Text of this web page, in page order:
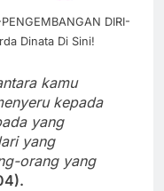
DIRI-
Dinata Di Sini!
kamu
kepada
yang
yang
orang yang